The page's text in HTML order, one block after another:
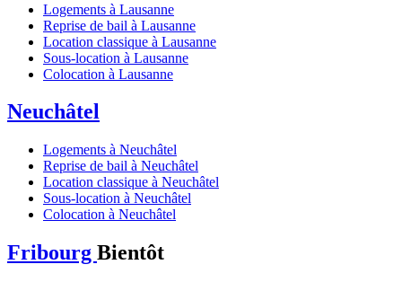
Logements à Lausanne
Reprise de bail à Lausanne
Location classique à Lausanne
Sous-location à Lausanne
Colocation à Lausanne
Neuchâtel
Logements à Neuchâtel
Reprise de bail à Neuchâtel
Location classique à Neuchâtel
Sous-location à Neuchâtel
Colocation à Neuchâtel
Fribourg Bientôt